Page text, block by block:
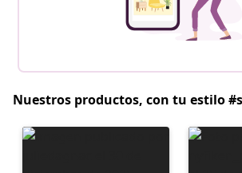
Nuestros productos, con tu estilo